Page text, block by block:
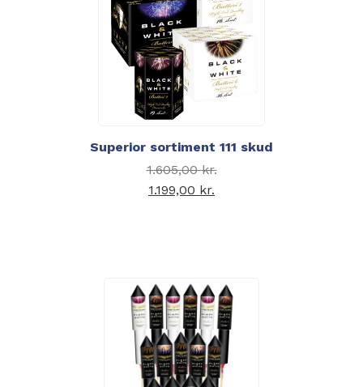
Superior sortiment 111 skud
1.605,00kr.
1.199,00 kr.